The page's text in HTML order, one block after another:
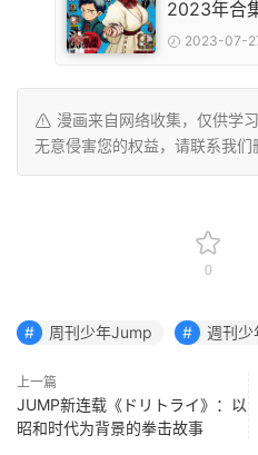
2023年合
2023-07-
漫画来自网络收集，仅供学
无意侵害您的权益，请联系我们
0
周刊少年Jump 週刊少
上一篇
JUMP新连载《ドリトライ》：以
昭和时代为背景的拳击故事